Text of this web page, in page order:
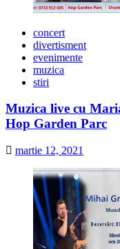
concert
divertisment
evenimente
muzica
stiri
Muzica live cu
Hop Garden Parc
martie 12, 2021